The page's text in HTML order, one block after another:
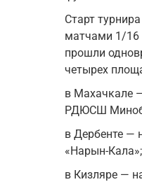
Старт
матчами 1/16
прошли
четырех
в Махачкале
РДЮСШ
в Дербенте —
«Нарын-Кала»;
в Кизляре —